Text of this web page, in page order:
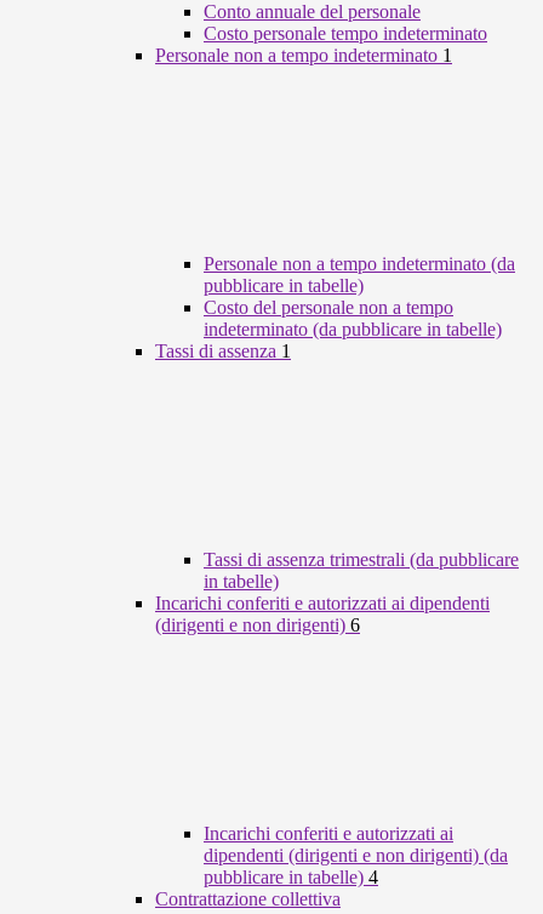
Conto annuale del personale
Costo personale tempo indeterminato
Personale non a tempo indeterminato 1
Personale non a tempo indeterminato (da
pubblicare in tabelle)
Costo del personale non a tempo
indeterminato (da pubblicare in tabelle)
Tassi di assenza 1
Tassi di assenza trimestrali (da pubblicare
in tabelle)
Incarichi conferiti e autorizzati ai dipendenti
(dirigenti e non dirigenti) 6
Incarichi conferiti e autorizzati ai
dipendenti (dirigenti e non dirigenti) (da
pubblicare in tabelle) 4
Contrattazione collettiva